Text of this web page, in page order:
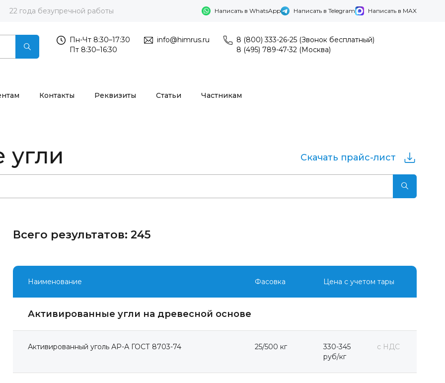
22 года безупречной работы Написать в WhatsApp Написать в Telegram Написать в MAX
Пн-Чт 8:30–17:30
Пт 8:30–16:30
info@himrus.ru
8 (800) 333-26-25 (Звонок бесплатный)
8 (495) 789-47-32 (Москва)
Контакты Реквизиты Статьи Частникам
угли Скачать прайс-лист
Всего результатов: 245
Наименование Фасовка Цена с учетом тары
Активированные угли на древесной основе
Активированный уголь АР-А ГОСТ 8703-74 25/500 кг
330-345
руб/кг
с НДС